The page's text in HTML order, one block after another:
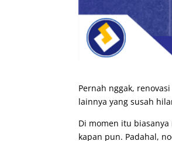
Pernah nggak,
lainnya yang susah
Di momen itu
kapan pun. Padahal,